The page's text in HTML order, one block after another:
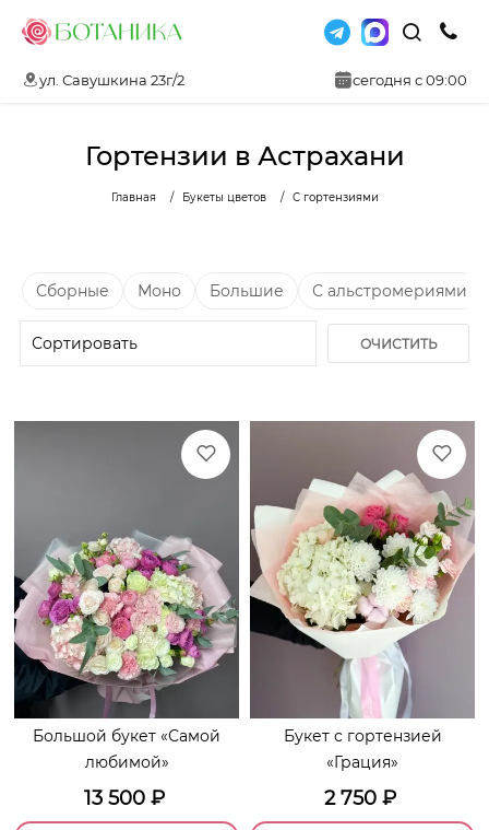
ул. Савушкина 23г/2 сегодня с 09:00
Гортензии в Астрахани
Главная Букеты цветов С гортензиями
Сборные Моно Большие С альстромериями
ОЧИСТИТЬ
Большой букет «Самой
любимой»
13 500₽
Букет с гортензией
«Грация»
2 750₽